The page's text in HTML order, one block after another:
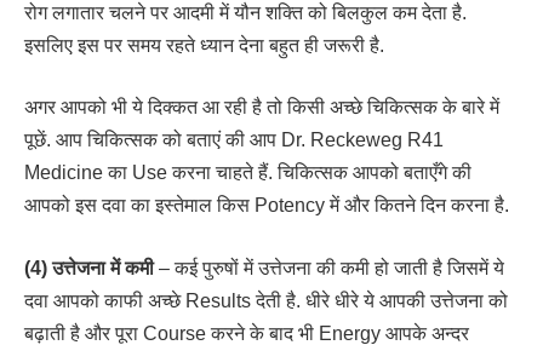
रोग लगातार चलने पर आदमी में यौन शक्ति को बिलकुल कम देता है.
इसलिए इस पर समय रहते ध्यान देना बहुत ही जरूरी है.
अगर आपको भी ये दिक्कत आ रही है तो किसी अच्छे चिकित्सक के बारे में
पूछें. आप चिकित्सक को बताएं की आप Dr. Reckeweg R41
Medicine का Use करना चाहते हैं. चिकित्सक आपको बताएँगे की
आपको इस दवा का इस्तेमाल किस Potency में और कितने दिन करना है.
(4) उत्तेजना में कमी– कई पुरुषों में उत्तेजना की कमी हो जाती है जिसमें ये
दवा आपको काफी अच्छे Results देती है. धीरे धीरे ये आपकी उत्तेजना को
बढ़ाती है और पूरा Course करने के बाद भी Energy आपके अन्दर